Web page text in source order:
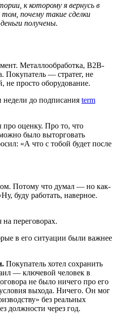
к которому я вернусь в
почему такие сделки
получены.
Металлообработка, B2B-
Покупатель — стратег, не
не просто оборудование.
до подписания term
оценку. Про то, что
было выторговать
«А что с тобой будет после
Потому что думал — но как-
буду работать, наверное.
переговорах.
в его ситуации были важнее
Покупатель хотел сохранить
— ключевой человек в
не было ничего про его
выхода. Ничего. Он мог
без реальных
должности через год.